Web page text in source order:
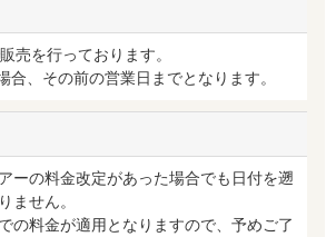
売を行っております。
、その前の営業日までとなります。
ーの料金改定があった場合でも日付を遡
ません。
の料金が適用となりますので、予めご了